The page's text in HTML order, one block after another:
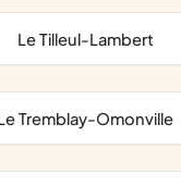
Le Tilleul-Lambert
Le Tremblay-Omonville